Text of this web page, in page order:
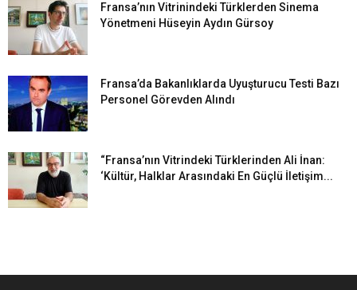
Fransa’nın Vitrinindeki Türklerden Sinema
Yönetmeni Hüseyin Aydın Gürsoy
Fransa’da Bakanlıklarda Uyuşturucu Testi Bazı
Personel Görevden Alındı
“Fransa’nın Vitrindeki Türklerinden Ali İnan:
‘Kültür, Halklar Arasındaki En Güçlü İletişim...